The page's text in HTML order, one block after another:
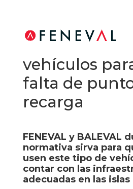
Baleares
vehículos
falta de
recarga
FENEVAL y BALEVAL
normativa sirva para
usen este tipo de
contar con las
adecuadas en las islas